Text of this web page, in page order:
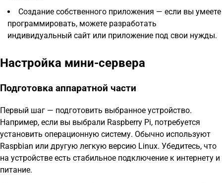
Создание собственного приложения — если вы умеете
программировать, можете разработать
индивидуальный сайт или приложение под свои нужды.
Настройка мини-сервера
Подготовка аппаратной части
Первый шаг — подготовить выбранное устройство.
Например, если вы выбрали Raspberry Pi, потребуется
установить операционную систему. Обычно используют
Raspbian или другую легкую версию Linux. Убедитесь, что
на устройстве есть стабильное подключение к интернету и
питание.